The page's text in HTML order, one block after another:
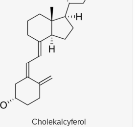
Cholekalcyferol